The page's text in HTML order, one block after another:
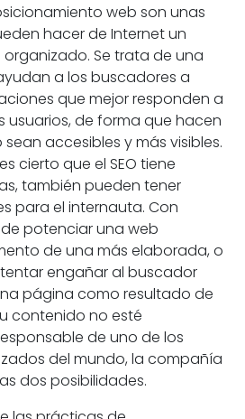
web son unas
hacer de Internet un
Se trata de una
a los buscadores a
que mejor responden a
usuarios, de forma que hacen
accesibles y más visibles.
cierto que el SEO tiene
también pueden tener
para el internauta. Con
potenciar una web
de una más elaborada, o
engañar al buscador
página como resultado de
contenido no esté
de uno de los
del mundo, la compañía
dos posibilidades.